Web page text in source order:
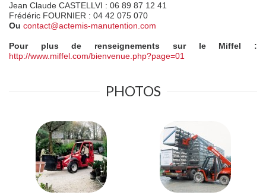
Jean Claude CASTELLVI : 06 89 87 12 41
Frédéric FOURNIER : 04 42 075 070
Ou contact@actemis-manutention.com
Pour plus de renseignements sur le Miffel :
http://www.miffel.com/bienvenue.php?page=01
PHOTOS